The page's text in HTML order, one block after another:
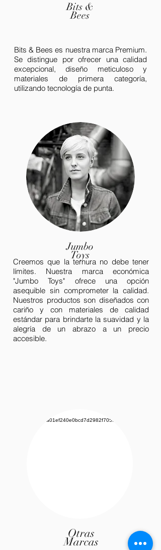
Bits &
Bees
Bits & Bees es nuestra marca Premium.
Se distingue por ofrecer una calidad
excepcional, diseño meticuloso y
materiales de primera categoría,
utilizando tecnología de punta.
Jumbo
Toys
Creemos que la ternura no debe tener
límites. Nuestra marca económica
"Jumbo Toys" ofrece una opción
asequible sin comprometer la calidad.
Nuestros productos son diseñados con
cariño y con materiales de calidad
estándar para brindarte la suavidad y la
alegría de un abrazo a un precio
accesible.
Otras
Marcas